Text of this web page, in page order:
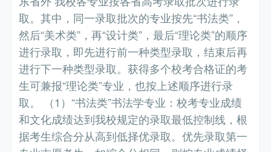
取。其中，同一录取批次的专业按先“书法类”，
然后“美术类”，再“设计类”，最后“理论类”的顺序
进行录取，即先进行前一种类型录取，结束后再
进行下一种类型录取。获得多个校考合格证的考
生可兼报“理论类”专业，也按上述顺序进行录
取。 （1）“书法类”书法学专业：校考专业成绩
和文化成绩达到我校规定的录取最低控制线，根
据考生综合分从高到低择优录取。优先录取第一